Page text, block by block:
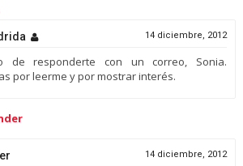
14 diciembre, 2012
de responderte con un correo, Sonia.
por leerme y por mostrar interés.
14 diciembre, 2012